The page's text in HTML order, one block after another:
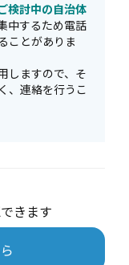
検討中の自治体
中するため電話
ことがありま
しますので、そ
、連絡を行うこ
きます